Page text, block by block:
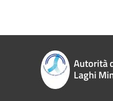
Autorità
Laghi